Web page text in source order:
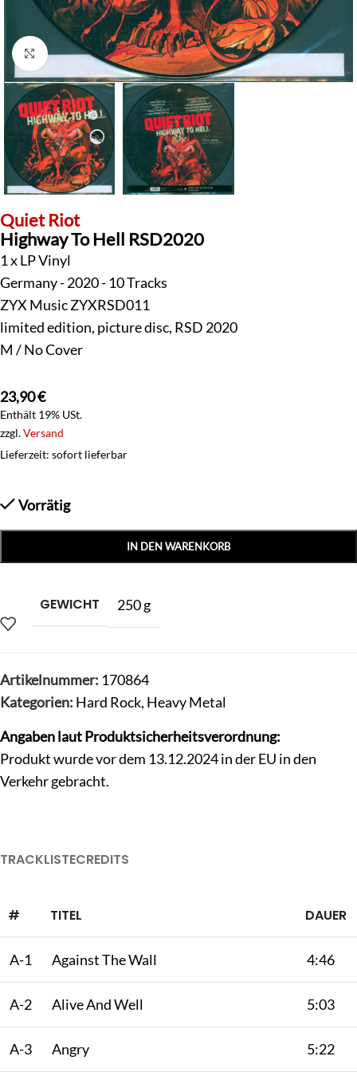
Klick zum Vergrößern
Quiet Riot
Highway To Hell RSD2020
1 x LP Vinyl
Germany - 2020 - 10 Tracks
ZYX Music ZYXRSD011
limited edition, picture disc, RSD 2020
M / No Cover
23,90€
Enthält 19% USt.
zzgl.Versand
Lieferzeit: sofort lieferbar
Vorrätig
IN DEN WARENKORB
GEWICHT 250 g
Artikelnummer: 170864
Kategorien: Hard Rock, Heavy Metal
Angaben laut Produktsicherheitsverordnung:
Produkt wurde vor dem 13.12.2024 in der EU in den
Verkehr gebracht.
TRACKLISTECREDITS
# TITEL DAUER
A-1 Against The Wall 4:46
A-2 Alive And Well 5:03
A-3 Angry 5:22